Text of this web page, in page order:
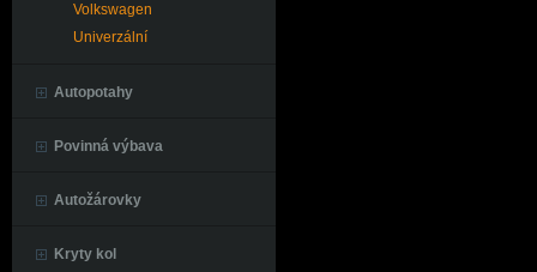
Volkswagen
Univerzální
Autopotahy
Povinná výbava
Autožárovky
Kryty kol